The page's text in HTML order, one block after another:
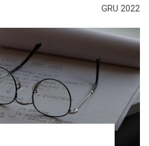
GRU 2022